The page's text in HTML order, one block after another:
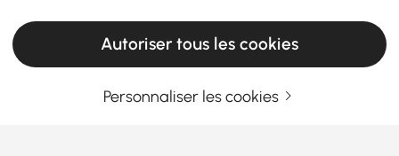
Autoriser tous les cookies
Personnaliser les cookies